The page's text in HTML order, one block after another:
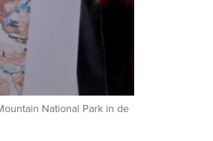
National Park in de